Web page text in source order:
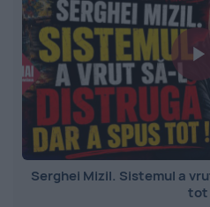
Serghei Mizil. Sistemul a
tot